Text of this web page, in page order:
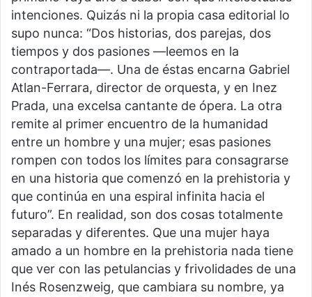
intenciones. Quizás ni la propia casa editorial lo
supo nunca: “Dos historias, dos parejas, dos
tiempos y dos pasiones —leemos en la
contraportada—. Una de éstas encarna Gabriel
Atlan-Ferrara, director de orquesta, y en Inez
Prada, una excelsa cantante de ópera. La otra
remite al primer encuentro de la humanidad
entre un hombre y una mujer; esas pasiones
rompen con todos los límites para consagrarse
en una historia que comenzó en la prehistoria y
que continúa en una espiral infinita hacia el
futuro”. En realidad, son dos cosas totalmente
separadas y diferentes. Que una mujer haya
amado a un hombre en la prehistoria nada tiene
que ver con las petulancias y frivolidades de una
Inés Rosenzweig, que cambiara su nombre, ya